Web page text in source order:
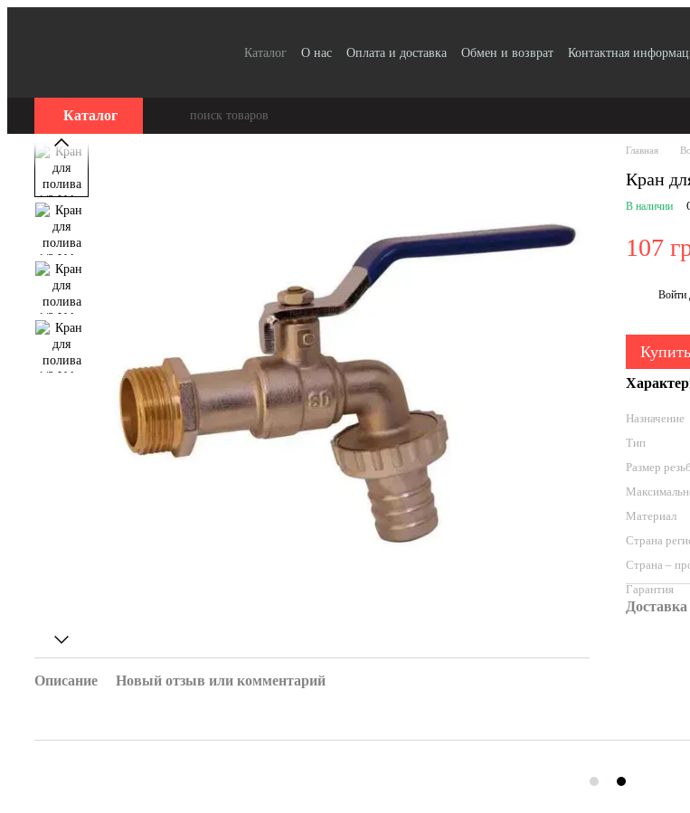
Каталог О нас Оплата и доставка Обмен и возврат
Контактная
Каталог
Описание Новый отзыв или комментарий
Главная
Кран
В наличии
107
Войти
Купить
Назначение
Тип
Размер
Материал
Страна
Страна –
Гарантия
Доставка